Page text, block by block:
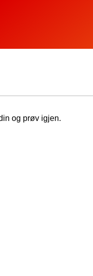
og prøv igjen.